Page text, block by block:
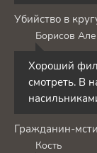
Убийство в
Борисов
Хороший фильм!
смотреть. В
их на сво
Гражданин-
Кость